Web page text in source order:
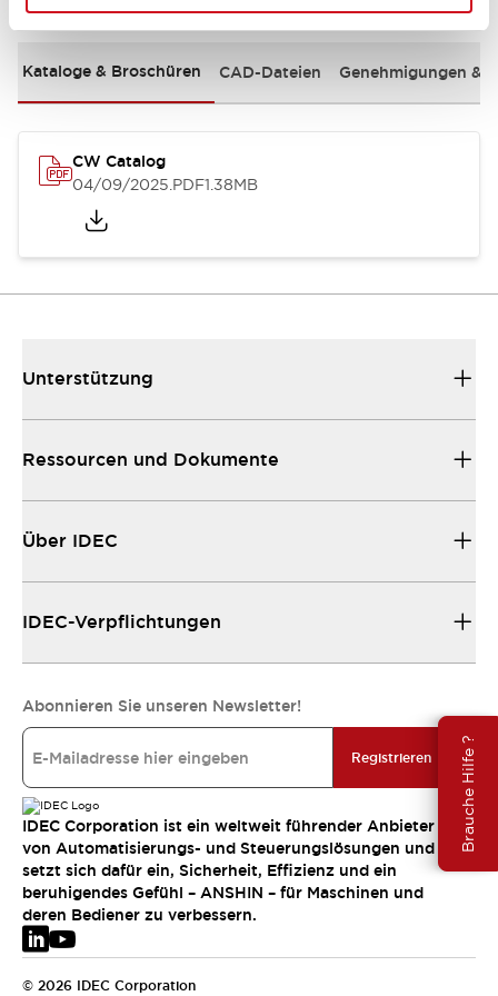
Brauche Hilfe ?
Kataloge & Broschüren CAD-Dateien Genehmigungen &
CW Catalog
04/09/2025.PDF1.38MB
Unterstützung
Ressourcen und Dokumente
Über IDEC
IDEC-Verpflichtungen
Abonnieren Sie unseren Newsletter!
Registrieren
IDEC Corporation ist ein weltweit führender Anbieter
von Automatisierungs- und Steuerungslösungen und
setzt sich dafür ein, Sicherheit, Effizienz und ein
beruhigendes Gefühl – ANSHIN – für Maschinen und
deren Bediener zu verbessern.
© 2026 IDEC Corporation